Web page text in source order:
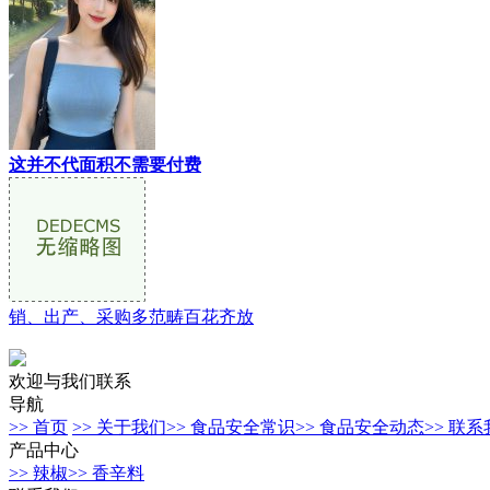
这并不代面积不需要付费
销、出产、采购多范畴百花齐放
欢迎与我们联系
导航
>> 首页 >> 关于我们>> 食品安全常识>> 食品安全动态>> 联系
产品中心
>> 辣椒>> 香辛料